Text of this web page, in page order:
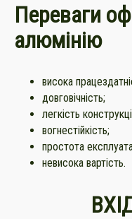
Переваги
алюмінію
висока
довговічність;
легкість
вогнестійкість;
простота
невисока вартість.